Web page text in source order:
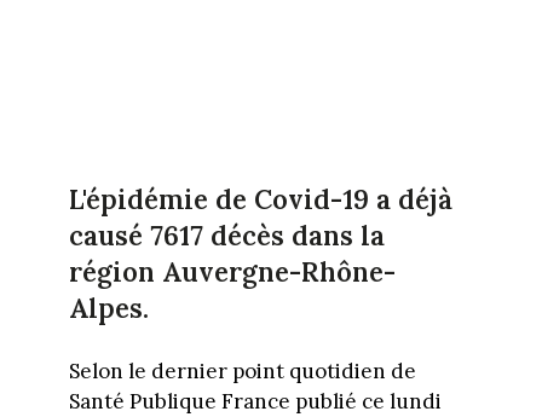
L'épidémie de Covid-19 a déjà
causé 7617 décès dans la
région Auvergne-Rhône-
Alpes.
Selon le dernier point quotidien de
Santé Publique France publié ce lundi